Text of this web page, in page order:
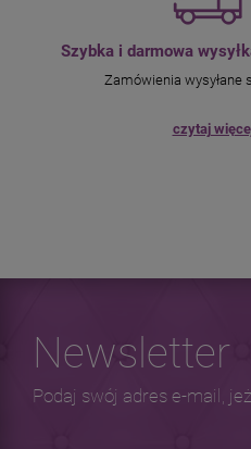
Szybka i darmowa
Zamówienia wysyłane
czytaj
Newsletter
Podaj swój adres e-mail,